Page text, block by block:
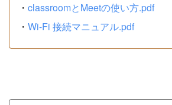
・ classroomとMeetの使い方.pdf
・ Wi-Fi 接続マニュアル.pdf